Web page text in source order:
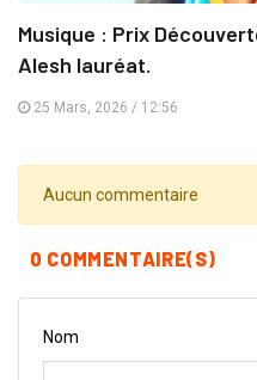
Musique : Prix
Alesh lauréat.
25 Mars, 2026 / 12:56
Aucun commentaire
0 COMMENTAIRE(S)
Nom